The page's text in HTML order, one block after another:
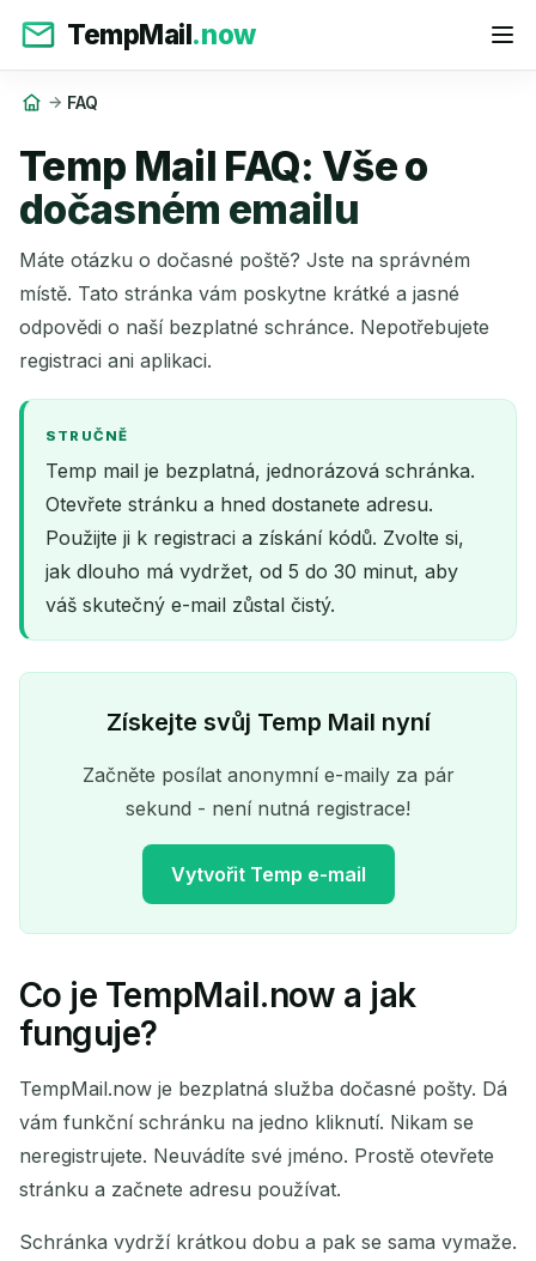
TempMail.now
FAQ
Temp Mail FAQ: Vše o
dočasném emailu
Máte otázku o dočasné poště? Jste na správném
místě. Tato stránka vám poskytne krátké a jasné
odpovědi o naší bezplatné schránce. Nepotřebujete
registraci ani aplikaci.
STRUČNĚ
Temp mail je bezplatná, jednorázová schránka.
Otevřete stránku a hned dostanete adresu.
Použijte ji k registraci a získání kódů. Zvolte si,
jak dlouho má vydržet, od 5 do 30 minut, aby
váš skutečný e-mail zůstal čistý.
Získejte svůj Temp Mail nyní
Začněte posílat anonymní e-maily za pár
sekund - není nutná registrace!
Vytvořit Temp e-mail
Vaše dočasná e-mailová
Kopírovat
Co je TempMail.now a jak
funguje?
TempMail.now je bezplatná služba dočasné pošty. Dá
vám funkční schránku na jedno kliknutí. Nikam se
neregistrujete. Neuvádíte své jméno. Prostě otevřete
stránku a začnete adresu používat.
Schránka vydrží krátkou dobu a pak se sama vymaže.